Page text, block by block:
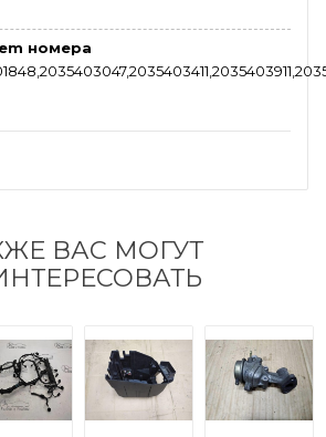
номера
ВАС МОГУТ